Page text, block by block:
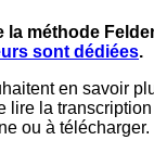
la méthode
sont dédiées.
en savoir
lire la
ou à télécharger.